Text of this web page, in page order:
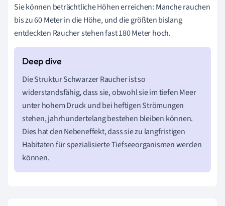
Sie können beträchtliche Höhen erreichen: Manche rauchen
bis zu 60 Meter in die Höhe, und die größten bislang
entdeckten Raucher stehen fast 180 Meter hoch.
Die Struktur Schwarzer Raucher ist so
widerstandsfähig, dass sie, obwohl sie im tiefen Meer
unter hohem Druck und bei heftigen Strömungen
stehen, jahrhundertelang bestehen bleiben können.
Dies hat den Nebeneffekt, dass sie zu langfristigen
Habitaten für spezialisierte Tiefseeorganismen werden
können.